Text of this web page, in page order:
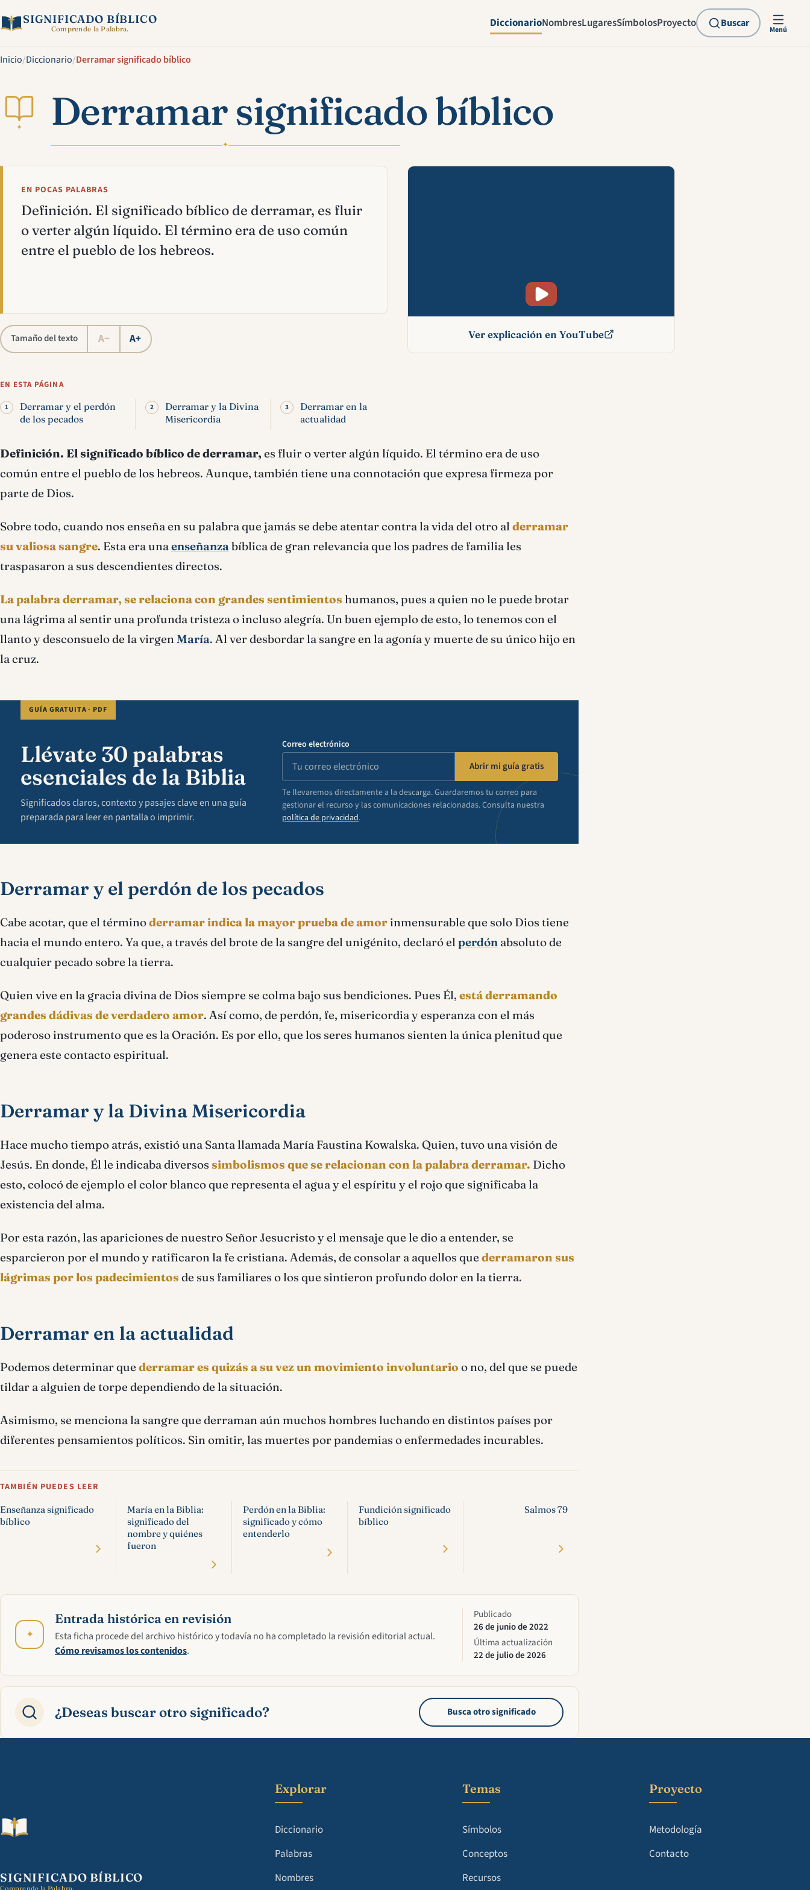
SIGNIFICADO BÍBLICO
Comprende la Palabra. DiccionarioNombresLugaresSímbolosProyecto Buscar
Menú
Inicio/Diccionario/Derramar significado bíblico
✦ Derramar significado bíblico
✦
EN POCAS PALABRAS
Definición. El significado bíblico de derramar, es fluir
o verter algún líquido. El término era de uso común
entre el pueblo de los hebreos.
Tamaño del texto A− A+
Mira esta explicación en vídeo
Ver explicación en YouTube
EN ESTA PÁGINA
Derramar y el perdón
de los pecados
Derramar y la Divina
Misericordia
Derramar en la
actualidad
Definición. El significado bíblico de derramar, es fluir o verter algún líquido. El término era de uso
común entre el pueblo de los hebreos. Aunque, también tiene una connotación que expresa firmeza por
parte de Dios.
Sobre todo, cuando nos enseña en su palabra que jamás se debe atentar contra la vida del otro al derramar
su valiosa sangre. Esta era unaenseñanzabíblica de gran relevancia que los padres de familia les
traspasaron a sus descendientes directos.
La palabra derramar, se relaciona con grandes sentimientos humanos, pues a quien no le puede brotar
una lágrima al sentir una profunda tristeza o incluso alegría. Un buen ejemplo de esto, lo tenemos con el
llanto y desconsuelo de la virgen María. Al ver desbordar la sangre en la agonía y muerte de su único hijo en
la cruz.
GUÍA GRATUITA · PDF
Llévate 30 palabras
esenciales de la Biblia
Significados claros, contexto y pasajes clave en una guía
preparada para leer en pantalla o imprimir.
Correo electrónico
Abrir mi guía gratis
Te llevaremos directamente a la descarga. Guardaremos tu correo para
gestionar el recurso y las comunicaciones relacionadas. Consulta nuestra
política de privacidad.
Derramar y el perdón de los pecados
Cabe acotar, que el términoderramar indica la mayor prueba de amor inmensurable que solo Dios tiene
hacia el mundo entero. Ya que, a través del brote de la sangre del unigénito, declaró el perdón absoluto de
cualquier pecado sobre la tierra.
Quien vive en la gracia divina de Dios siempre se colma bajo sus bendiciones. Pues Él, está derramando
grandes dádivas de verdadero amor. Así como, de perdón, fe, misericordia y esperanza con el más
poderoso instrumento que es la Oración. Es por ello, que los seres humanos sienten la única plenitud que
genera este contacto espiritual.
Derramar y la Divina Misericordia
Hace mucho tiempo atrás, existió una Santa llamada María Faustina Kowalska. Quien, tuvo una visión de
Jesús. En donde, Él le indicaba diversos simbolismos que se relacionan con la palabra derramar. Dicho
esto, colocó de ejemplo el color blanco que representa el agua y el espíritu y el rojo que significaba la
existencia del alma.
Por esta razón, las apariciones de nuestro Señor Jesucristo y el mensaje que le dio a entender, se
esparcieron por el mundo y ratificaron la fe cristiana. Además, de consolar a aquellos que derramaron sus
lágrimas por los padecimientos de sus familiares o los que sintieron profundo dolor en la tierra.
Derramar en la actualidad
Podemos determinar que derramar es quizás a su vez un movimiento involuntario o no, del que se puede
tildar a alguien de torpe dependiendo de la situación.
Asimismo, se menciona la sangre que derraman aún muchos hombres luchando en distintos países por
diferentes pensamientos políticos. Sin omitir, las muertes por pandemias o enfermedades incurables.
TAMBIÉN PUEDES LEER
Enseñanza significado
bíblico
María en la Biblia:
significado del
nombre y quiénes
fueron
Perdón en la Biblia:
significado y cómo
entenderlo
Fundición significado
bíblico
Salmos 79
✦
Entrada histórica en revisión
Esta ficha procede del archivo histórico y todavía no ha completado la revisión editorial actual.
Cómo revisamos los contenidos.
Publicado
26 de junio de 2022
Última actualización
22 de julio de 2026
¿Deseas buscar otro significado? Busca otro significado
SIGNIFICADO BÍBLICO
Comprende la Palabra.
Explorar
Diccionario
Palabras
Nombres
Temas
Símbolos
Conceptos
Recursos
Proyecto
Metodología
Contacto